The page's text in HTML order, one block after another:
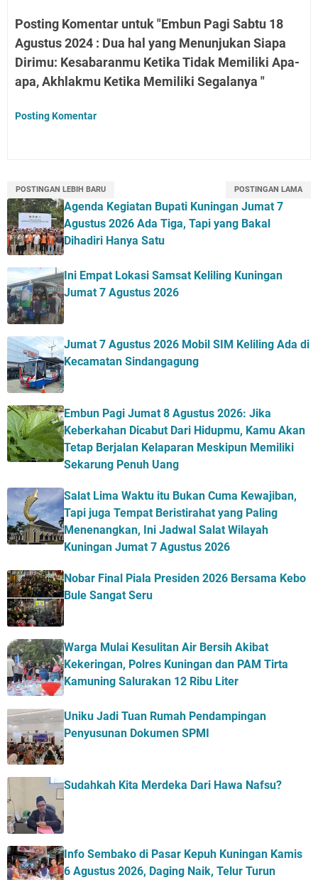
Posting Komentar untuk "Embun Pagi Sabtu 18
Agustus 2024 : Dua hal yang Menunjukan Siapa
Dirimu: Kesabaranmu Ketika Tidak Memiliki Apa-
apa, Akhlakmu Ketika Memiliki Segalanya "
Posting Komentar
POSTINGAN LEBIH BARU POSTINGAN LAMA
Agenda Kegiatan Bupati Kuningan Jumat 7
Agustus 2026 Ada Tiga, Tapi yang Bakal
Dihadiri Hanya Satu
Ini Empat Lokasi Samsat Keliling Kuningan
Jumat 7 Agustus 2026
Jumat 7 Agustus 2026 Mobil SIM Keliling Ada di
Kecamatan Sindangagung
Embun Pagi Jumat 8 Agustus 2026: Jika
Keberkahan Dicabut Dari Hidupmu, Kamu Akan
Tetap Berjalan Kelaparan Meskipun Memiliki
Sekarung Penuh Uang
Salat Lima Waktu itu Bukan Cuma Kewajiban,
Tapi juga Tempat Beristirahat yang Paling
Menenangkan, Ini Jadwal Salat Wilayah
Kuningan Jumat 7 Agustus 2026
Nobar Final Piala Presiden 2026 Bersama Kebo
Bule Sangat Seru
Warga Mulai Kesulitan Air Bersih Akibat
Kekeringan, Polres Kuningan dan PAM Tirta
Kamuning Salurakan 12 Ribu Liter
Uniku Jadi Tuan Rumah Pendampingan
Penyusunan Dokumen SPMI
Sudahkah Kita Merdeka Dari Hawa Nafsu?
Info Sembako di Pasar Kepuh Kuningan Kamis
6 Agustus 2026, Daging Naik, Telur Turun